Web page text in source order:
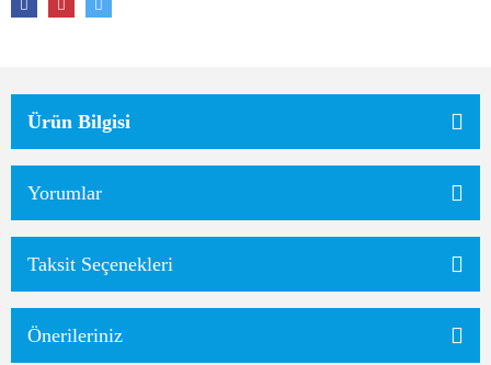
Ürün Bilgisi
Yorumlar
Taksit Seçenekleri
Önerileriniz